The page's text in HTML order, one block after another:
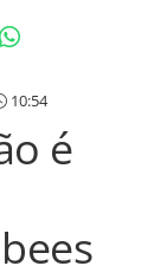
10:54
é